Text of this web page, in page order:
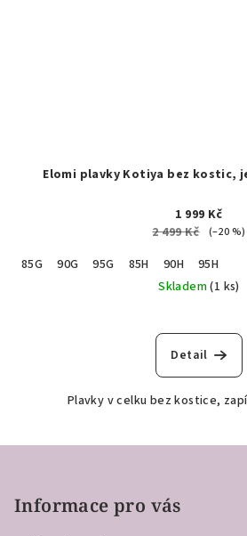
Elomi plavky Kotiya bez kostic,
1 999 Kč
2 499 Kč
(–20 %)
85G 90G 95G 85H 90H
95H
Skladem(1 ks)
Detail
Plavky v celku bez kostice,
Informace pro vás